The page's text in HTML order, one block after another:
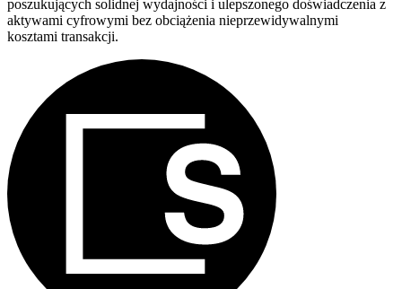
poszukujących solidnej wydajności i ulepszonego doświadczenia z
aktywami cyfrowymi bez obciążenia nieprzewidywalnymi
kosztami transakcji.